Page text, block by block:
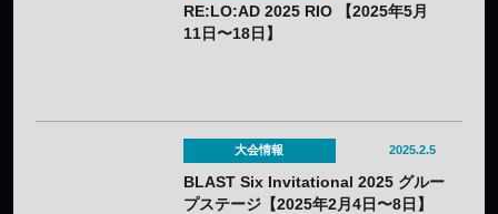
RE:LO:AD 2025 RIO 【2025年5月
11日〜18日】
大会情報 2025.2.5
BLAST Six Invitational 2025 グルー
プステージ【2025年2月4日〜8日】